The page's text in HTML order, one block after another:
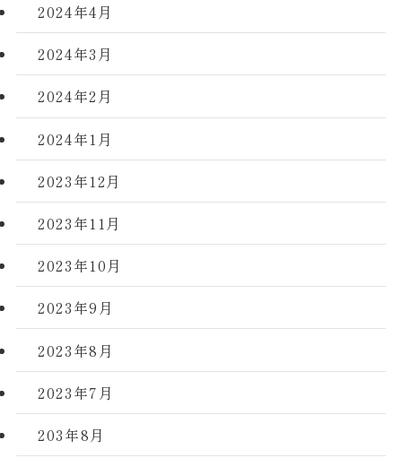
2024年4月
2024年3月
2024年2月
2024年1月
2023年12月
2023年11月
2023年10月
2023年9月
2023年8月
2023年7月
203年8月